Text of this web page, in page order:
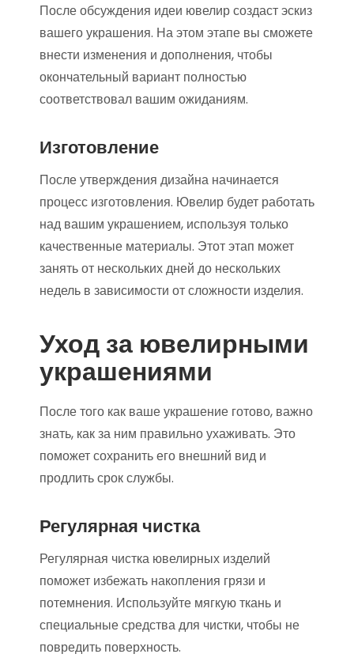
После обсуждения идеи ювелир создаст эскиз
вашего украшения. На этом этапе вы сможете
внести изменения и дополнения, чтобы
окончательный вариант полностью
соответствовал вашим ожиданиям.
Изготовление
После утверждения дизайна начинается
процесс изготовления. Ювелир будет работать
над вашим украшением, используя только
качественные материалы. Этот этап может
занять от нескольких дней до нескольких
недель в зависимости от сложности изделия.
Уход за ювелирными
украшениями
После того как ваше украшение готово, важно
знать, как за ним правильно ухаживать. Это
поможет сохранить его внешний вид и
продлить срок службы.
Регулярная чистка
Регулярная чистка ювелирных изделий
поможет избежать накопления грязи и
потемнения. Используйте мягкую ткань и
специальные средства для чистки, чтобы не
повредить поверхность.